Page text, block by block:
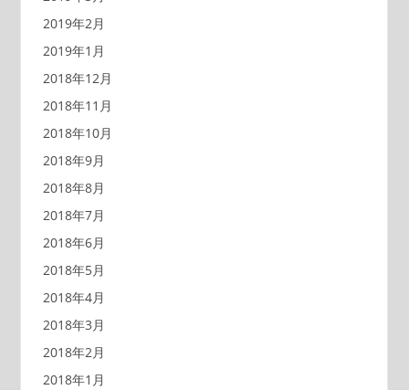
2019年2月
2019年1月
2018年12月
2018年11月
2018年10月
2018年9月
2018年8月
2018年7月
2018年6月
2018年5月
2018年4月
2018年3月
2018年2月
2018年1月